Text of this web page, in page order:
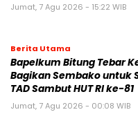
Jumat, 7 Agu 2026 - 15:22 WIB
Berita Utama
Bapelkum Bitung Tebar
Bagikan Sembako untuk
TAD Sambut HUT RI ke-81
Jumat, 7 Agu 2026 - 00:08 WIB